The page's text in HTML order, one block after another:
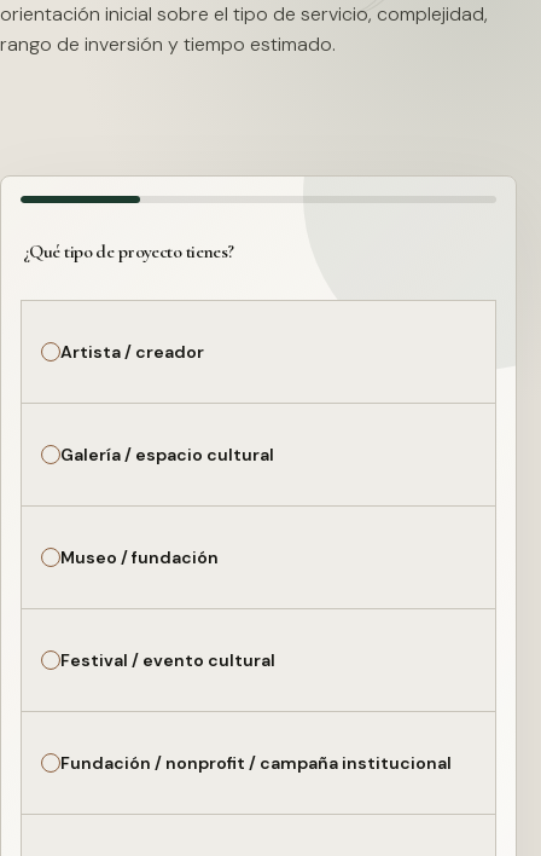
orientación inicial sobre el tipo de servicio, complejidad,
rango de inversión y tiempo estimado.
¿Qué tipo de proyecto tienes?
Artista / creador
Galería / espacio cultural
Museo / fundación
Festival / evento cultural
Fundación / nonprofit / campaña institucional